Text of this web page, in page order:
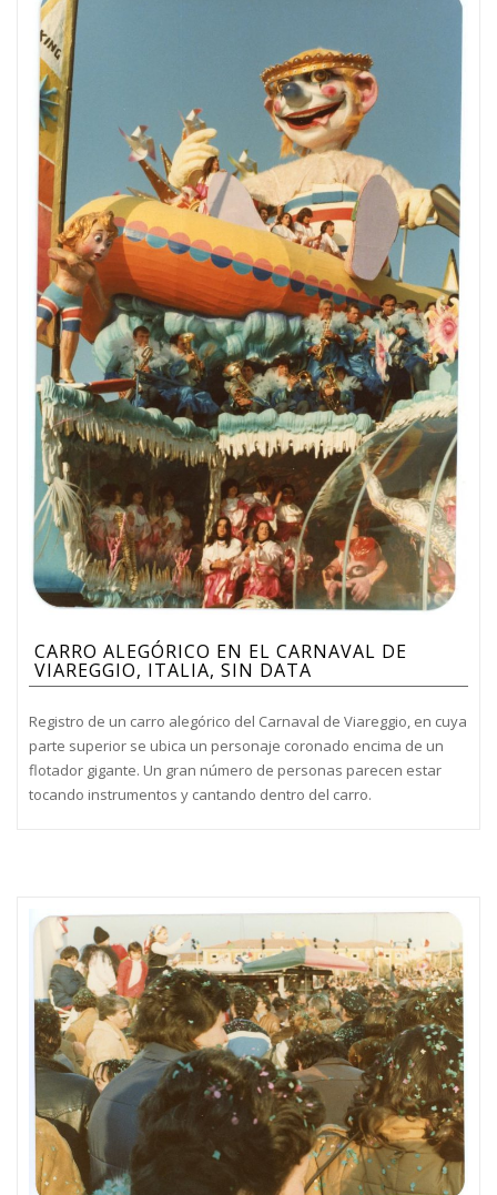
CARRO ALEGÓRICO EN EL CARNAVAL DE
VIAREGGIO, ITALIA, SIN DATA
Registro de un carro alegórico del Carnaval de Viareggio, en cuya
parte superior se ubica un personaje coronado encima de un
flotador gigante. Un gran número de personas parecen estar
tocando instrumentos y cantando dentro del carro.